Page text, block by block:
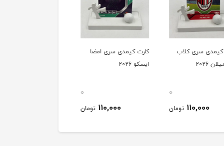
کیمدی سری کلاب
2026
0
110,000 تومان
کارت کیمدی سری امضا
ایسکو 2026
0
110,000 تومان